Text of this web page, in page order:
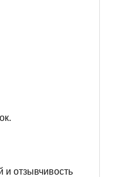
и отзывчивость